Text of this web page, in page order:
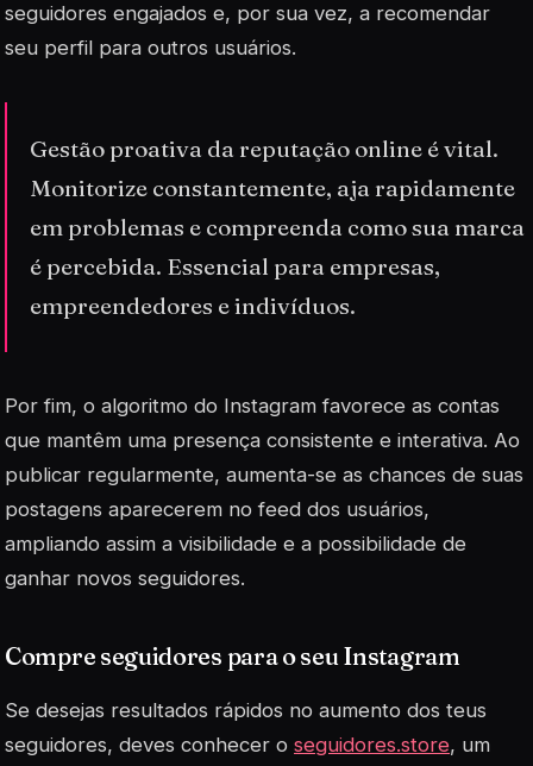
seguidores engajados e, por sua vez, a recomendar
seu perfil para outros usuários.
Gestão proativa da reputação online é vital.
Monitorize constantemente, aja rapidamente
em problemas e compreenda como sua marca
é percebida. Essencial para empresas,
empreendedores e indivíduos.
Por fim, o algoritmo do Instagram favorece as contas
que mantêm uma presença consistente e interativa. Ao
publicar regularmente, aumenta-se as chances de suas
postagens aparecerem no feed dos usuários,
ampliando assim a visibilidade e a possibilidade de
ganhar novos seguidores.
Compre seguidores para o seu Instagram
Se desejas resultados rápidos no aumento dos teus
seguidores, deves conhecer o seguidores.store, um